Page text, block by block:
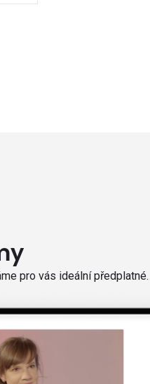
pro vás ideální předplatné.